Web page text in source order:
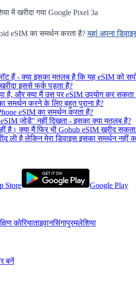
में खरीदा गया Google Pixel 3a
eSIM का समर्थन करता है?यहां अपना
हैं - क्या इसका मतलब है कि यह eSIM को
इससे फर्क पड़ता है?
है, और क्या मैं उस पर eSIM उपयोग कर सकता
समर्थन करने के लिए बहुत पुराना है?
eSIM का समर्थन करता है?
जोड़ें" नहीं दिखता - इसका क्या मतलब है?
है। क्या मैं फिर भी Gohub eSIM खरीद
ली है लेकिन मेरा डिवाइस इसका समर्थन नहीं
Store Google Play
कोरियाताइवानसिंगापुरमलेशिया
बनें